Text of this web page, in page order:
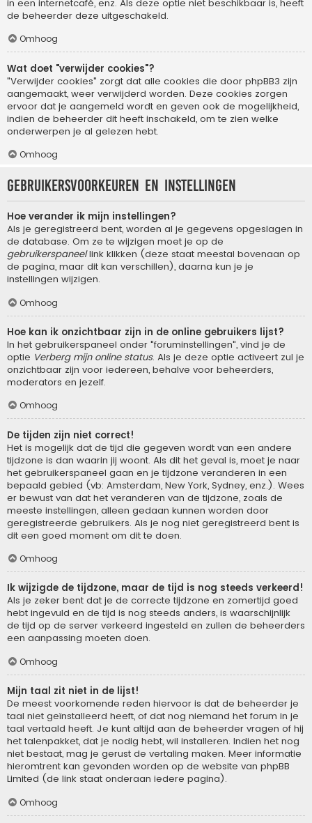
in een internetcafé, enz. Als deze optie niet beschikbaar is, heeft
de beheerder deze uitgeschakeld.
Omhoog
Wat doet "verwijder cookies"?
"Verwijder cookies" zorgt dat alle cookies die door phpBB3 zijn
aangemaakt, weer verwijderd worden. Deze cookies zorgen
ervoor dat je aangemeld wordt en geven ook de mogelijkheid,
indien de beheerder dit heeft inschakeld, om te zien welke
onderwerpen je al gelezen hebt.
Omhoog
Gebruikersvoorkeuren en instellingen
Hoe verander ik mijn instellingen?
Als je geregistreerd bent, worden al je gegevens opgeslagen in
de database. Om ze te wijzigen moet je op de
gebruikerspaneellink klikken (deze staat meestal bovenaan op
de pagina, maar dit kan verschillen), daarna kun je je
instellingen wijzigen.
Omhoog
Hoe kan ik onzichtbaar zijn in de online gebruikers lijst?
In het gebruikerspaneel onder "foruminstellingen", vind je de
optie Verberg mijn online status. Als je deze optie activeert zul je
onzichtbaar zijn voor iedereen, behalve voor beheerders,
moderators en jezelf.
Omhoog
De tijden zijn niet correct!
Het is mogelijk dat de tijd die gegeven wordt van een andere
tijdzone is dan waarin jij woont. Als dit het geval is, moet je naar
het gebruikerspaneel gaan en je tijdzone veranderen in een
bepaald gebied (vb: Amsterdam, New York, Sydney, enz.). Wees
er bewust van dat het veranderen van de tijdzone, zoals de
meeste instellingen, alleen gedaan kunnen worden door
geregistreerde gebruikers. Als je nog niet geregistreerd bent is
dit een goed moment om dit te doen.
Omhoog
Ik wijzigde de tijdzone, maar de tijd is nog steeds verkeerd!
Als je zeker bent dat je de correcte tijdzone en zomertijd goed
hebt ingevuld en de tijd is nog steeds anders, is waarschijnlijk
de tijd op de server verkeerd ingesteld en zullen de beheerders
een aanpassing moeten doen.
Omhoog
Mijn taal zit niet in de lijst!
De meest voorkomende reden hiervoor is dat de beheerder je
taal niet geïnstalleerd heeft, of dat nog niemand het forum in je
taal vertaald heeft. Je kunt altijd aan de beheerder vragen of hij
het talenpakket, dat je nodig hebt, wil installeren. Indien het nog
niet bestaat, mag je gerust de vertaling maken. Meer informatie
hieromtrent kan gevonden worden op de website van phpBB
Limited (de link staat onderaan iedere pagina).
Omhoog